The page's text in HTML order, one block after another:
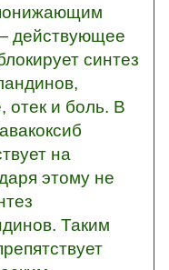
действующее
синтез
и боль. В
на
этому не
Таким